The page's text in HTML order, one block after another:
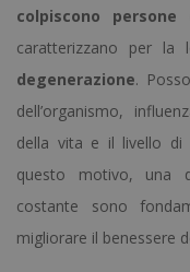
colpiscono
caratterizzano per la
degenerazione.
dell’organismo,
della vita e il livello di
questo motivo, una
costante sono
migliorare il benessere